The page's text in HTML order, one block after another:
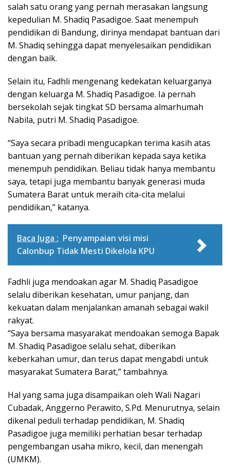
salah satu orang yang pernah merasakan langsung
kepedulian M. Shadiq Pasadigoe. Saat menempuh
pendidikan di Bandung, dirinya mendapat bantuan dari
M. Shadiq sehingga dapat menyelesaikan pendidikan
dengan baik.
Selain itu, Fadhli mengenang kedekatan keluarganya
dengan keluarga M. Shadiq Pasadigoe. Ia pernah
bersekolah sejak tingkat SD bersama almarhumah
Nabila, putri M. Shadiq Pasadigoe.
“Saya secara pribadi mengucapkan terima kasih atas
bantuan yang pernah diberikan kepada saya ketika
menempuh pendidikan. Beliau tidak hanya membantu
saya, tetapi juga membantu banyak generasi muda
Sumatera Barat untuk meraih cita-cita melalui
pendidikan,” katanya.
Baca Juga : Penyampaian visi misi
Calonbup Tidak Mesti Dikelola KPU
Fadhli juga mendoakan agar M. Shadiq Pasadigoe
selalu diberikan kesehatan, umur panjang, dan
kekuatan dalam menjalankan amanah sebagai wakil
rakyat.
“Saya bersama masyarakat mendoakan semoga Bapak
M. Shadiq Pasadigoe selalu sehat, diberikan
keberkahan umur, dan terus dapat mengabdi untuk
masyarakat Sumatera Barat,” tambahnya.
Hal yang sama juga disampaikan oleh Wali Nagari
Cubadak, Anggerno Perawito, S.Pd. Menurutnya, selain
dikenal peduli terhadap pendidikan, M. Shadiq
Pasadigoe juga memiliki perhatian besar terhadap
pengembangan usaha mikro, kecil, dan menengah
(UMKM).